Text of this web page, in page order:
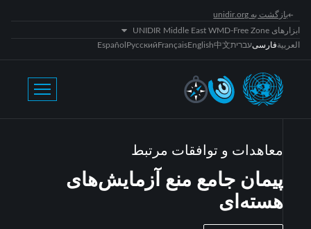
بازگشت به unidir.org
ابزارهای UNIDIR Middle East WMD-Free Zone
العربيةفارسیעברית中文
English
Français
Русский
Español
معاهدات و توافقات مرتبط
پیمان جامع منع آزمایش‌های
هسته‌ای